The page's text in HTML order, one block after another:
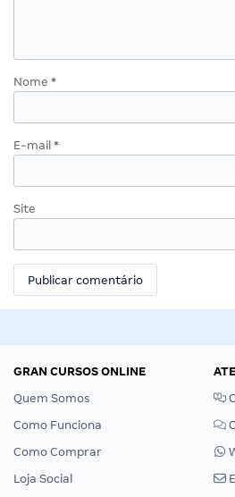
Nome *
E-mail *
Site
GRAN CURSOS ONLINE
Quem Somos
Como Funciona
Como Comprar
Loja Social